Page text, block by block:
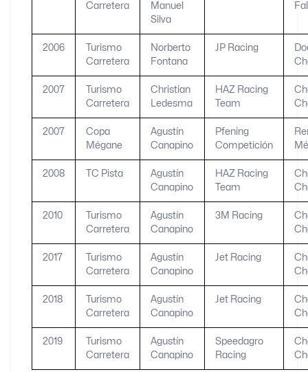
Carretera
Manuel
Silva
2006
Turismo
Carretera
Norberto
Fontana
JP Racing
2007
Turismo
Carretera
Christian
Ledesma
HAZ Racing
Team
2007
Copa
Mégane
Agustín
Canapino
Pfening
Competición
2008 TC Pista
Agustín
Canapino
HAZ Racing
Team
2010
Turismo
Carretera
Agustín
Canapino
3M Racing
2017
Turismo
Carretera
Agustín
Canapino
Jet Racing
2018
Turismo
Carretera
Agustín
Canapino
Jet Racing
2019
Turismo
Carretera
Agustín
Canapino
Speedagro
Racing